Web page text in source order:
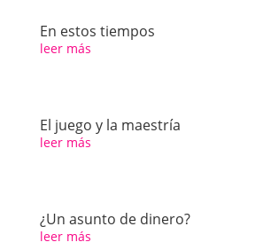
En estos tiempos
leer más
El juego y la maestría
leer más
¿Un asunto de dinero?
leer más